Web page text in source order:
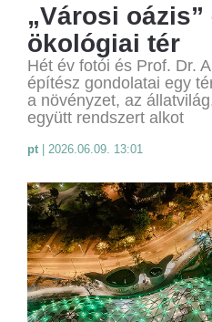
„Városi oázis”
ökológiai tér
Hét év fotói és Prof. Dr.
építész gondolatai egy
a növényzet, az
együtt rendszert alkot
pt 2026.06.09. 13:01